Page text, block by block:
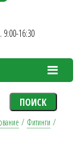
16:30
ПОИСК
/ Фитинги /